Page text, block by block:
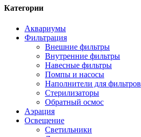
Категории
Аквариумы
Фильтрация
Внешние фильтры
Внутренние фильтры
Навесные фильтры
Помпы и насосы
Наполнители для фильтров
Стерилизаторы
Обратный осмос
Аэрация
Освещение
Светильники